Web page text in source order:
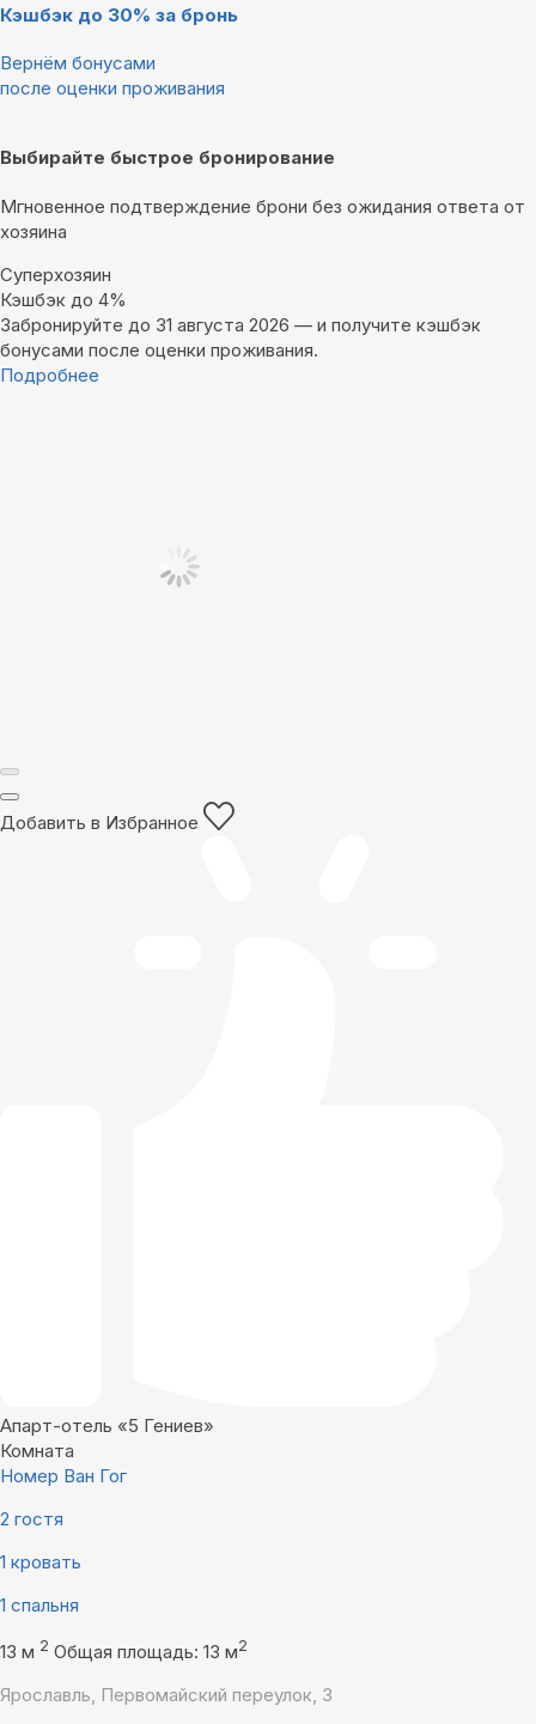
Кэшбэк до 30% за бронь
Вернём бонусами
после оценки проживания
Выбирайте быстрое бронирование
Мгновенное подтверждение брони без ожидания ответа от
хозяина
Суперхозяин
Кэшбэк до 4%
Забронируйте до 31 августа 2026 — и получите кэшбэк
бонусами после оценки проживания.
Подробнее
Добавить в Избранное
Апарт-отель «5 Гениев»
Комната
Номер Ван Гог
2 гостя
1 кровать
1 спальня
13 м 2 Общая площадь: 13 м2
Ярославль, Первомайский переулок, 3